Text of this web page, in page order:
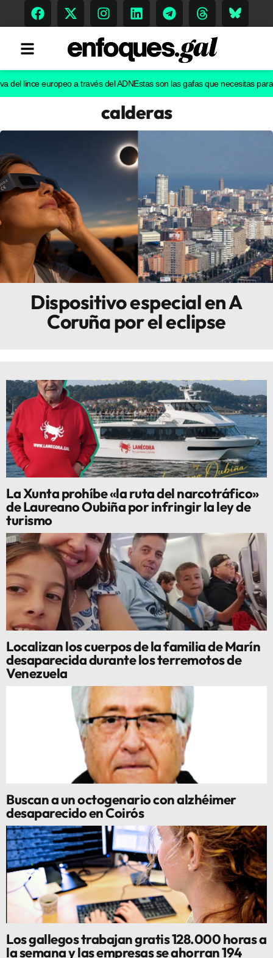
Gastronomía
Escenarios
Sostenibilidad
Innova
europeo a través del ADNEstas son las gafas que necesitas para ver
calderas
Dispositivo especial en A
Coruña por el eclipse
La Xunta prohíbe «la ruta del narcotráfico»
de Laureano Oubiña por infringir la ley de
turismo
Localizan los cuerpos de la familia de Marín
desaparecida durante los terremotos de
Venezuela
Buscan a un octogenario con alzhéimer
desaparecido en Coirós
Los gallegos trabajan gratis 128.000 horas a
la semana y las empresas se ahorran 194